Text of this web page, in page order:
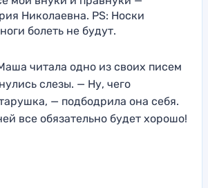
Николаевна. PS: Носки
болеть не будут.
читала одно из своих писем
слезы. — Ну, чего
— подбодрила она себя.
все обязательно будет хорошо!